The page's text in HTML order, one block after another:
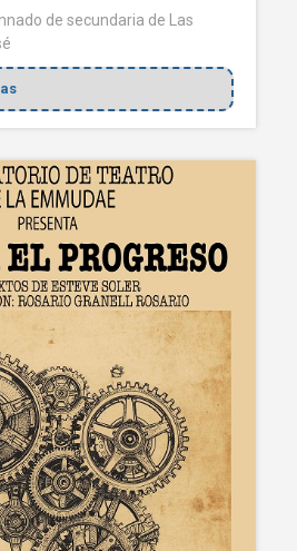
de secundaria de Las